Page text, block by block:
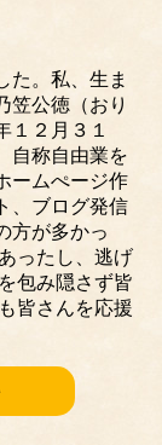
た。私、生ま
笠公徳（おり
１２月３１
自称自由業を
ームぺージ作
、ブログ発信
方が多かっ
ったし、逃げ
包み隠さず皆
皆さんを応援